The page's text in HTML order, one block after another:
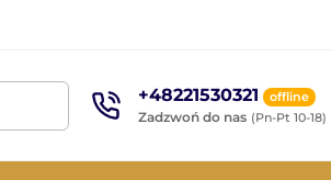
+48221530321 offline
Zadzwoń do nas (Pn-Pt 10-18)